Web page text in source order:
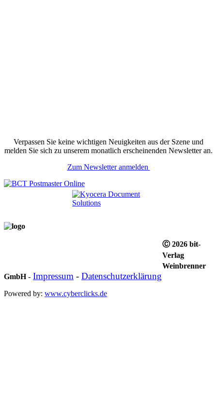
Verpassen Sie keine wichtigen Neuigkeiten aus der Szene und
melden Sie sich zu unserem monatlich erscheinenden Newsletter an.
Zum Newsletter anmelden
Ⓒ 2026 bit-
Verlag
Weinbrenner
GmbH- Impressum - Datenschutzerklärung
Powered by: www.cyberclicks.de